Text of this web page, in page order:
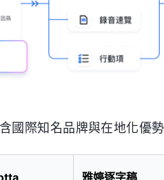
國際知名品牌與在地化優勢